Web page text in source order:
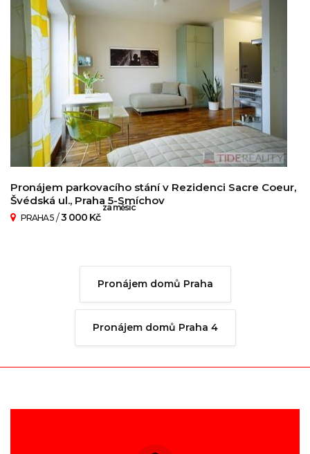
Pronájem parkovacího stání v Rezidenci Sacre Coeur,
Švédská ul., Praha 5-Smíchov
PRAHA 5 /3 000 Kč
za měsíc
Pronájem domů Praha
Pronájem domů Praha 4